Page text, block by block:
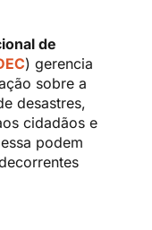
de
) gerencia
sobre a
desastres,
cidadãos e
podem